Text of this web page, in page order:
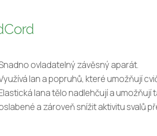
ovladatelný závěsný aparát.
lan a popruhů, které umožňují
lana tělo nadlehčují a umožňují
a zároveň snížit aktivitu svalů